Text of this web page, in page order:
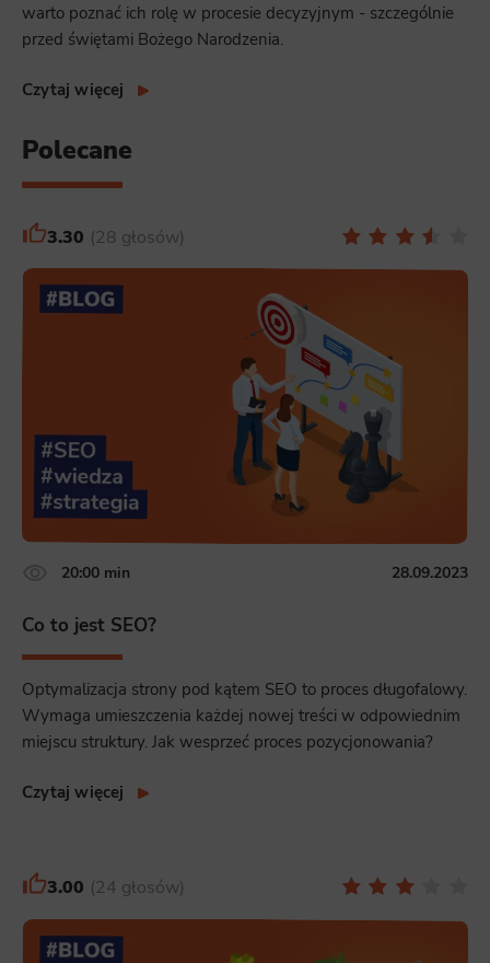
warto poznać ich rolę w procesie decyzyjnym - szczególnie
przed świętami Bożego Narodzenia.
Czytaj więcej
Polecane
3.30 28 głosów
20:00 min 28.09.2023
Co to jest SEO?
Optymalizacja strony pod kątem SEO to proces długofalowy.
Wymaga umieszczenia każdej nowej treści w odpowiednim
miejscu struktury. Jak wesprzeć proces pozycjonowania?
Czytaj więcej
3.00 24 głosów